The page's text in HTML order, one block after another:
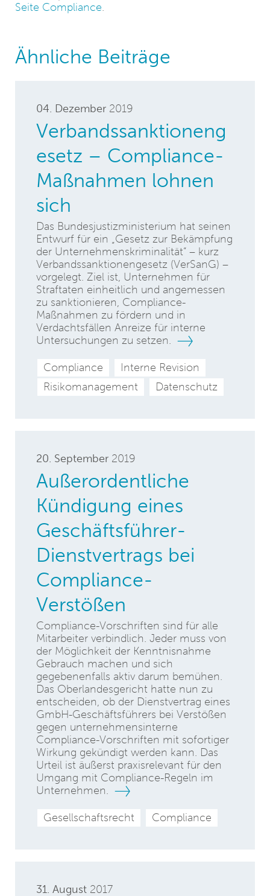
Seite Compliance.
Ähnliche Beiträge
04. Dezember 2019
Verbandssanktioneng
esetz – Compliance-
Maßnahmen lohnen
sich
Das Bundesjustizministerium hat seinen
Entwurf für ein „Gesetz zur Bekämpfung
der Unternehmenskriminalität“ – kurz
Verbandssanktionengesetz (VerSanG) –
vorgelegt. Ziel ist, Unternehmen für
Straftaten einheitlich und angemessen
zu sanktionieren, Compliance-
Maßnahmen zu fördern und in
Verdachtsfällen Anreize für interne
Untersuchungen zu setzen.
Compliance
Interne Revision
Risikomanagement
Datenschutz
20. September 2019
Außerordentliche
Kündigung eines
Geschäftsführer-
Dienstvertrags bei
Compliance-
Verstößen
Compliance-Vorschriften sind für alle
Mitarbeiter verbindlich. Jeder muss von
der Möglichkeit der Kenntnisnahme
Gebrauch machen und sich
gegebenenfalls aktiv darum bemühen.
Das Oberlandesgericht hatte nun zu
entscheiden, ob der Dienstvertrag eines
GmbH-Geschäftsführers bei Verstößen
gegen unternehmensinterne
Compliance-Vorschriften mit sofortiger
Wirkung gekündigt werden kann. Das
Urteil ist äußerst praxisrelevant für den
Umgang mit Compliance-Regeln im
Unternehmen.
Gesellschaftsrecht Compliance
31. August 2017